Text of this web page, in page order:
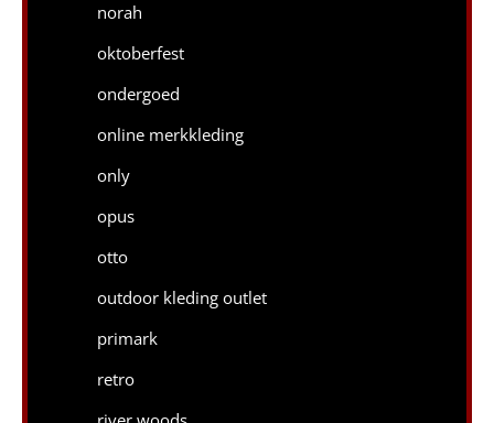
norah
oktoberfest
ondergoed
online merkkleding
only
opus
otto
outdoor kleding outlet
primark
retro